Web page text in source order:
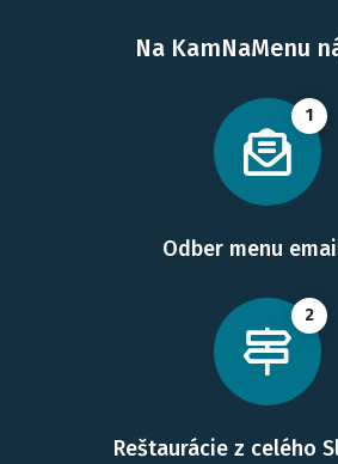
Na KamNaMenu
1
Odber menu
2
Reštaurácie z celého